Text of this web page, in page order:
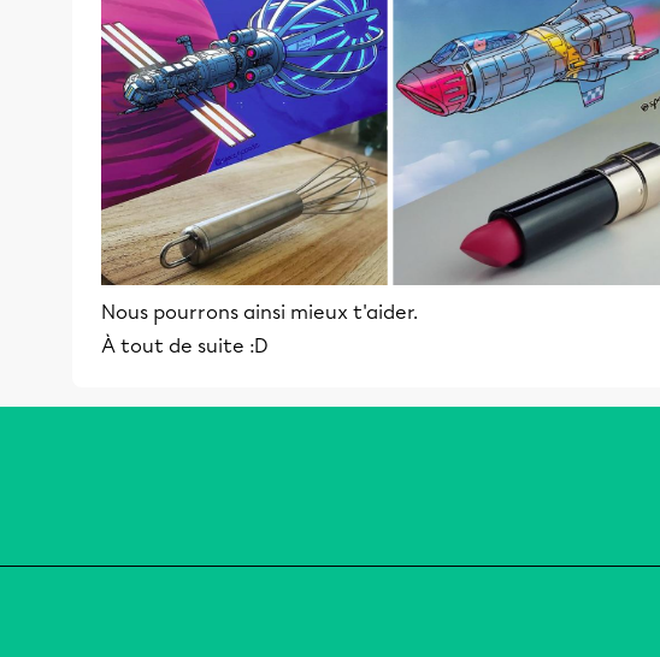
Nous pourrons ainsi mieux t'aider.
À tout de suite :D